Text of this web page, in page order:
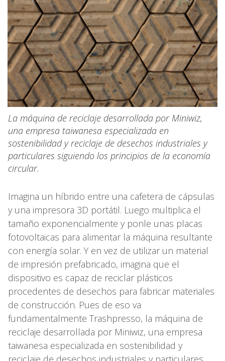
La máquina de reciclaje desarrollada por Miniwiz,
una empresa taiwanesa especializada en
sostenibilidad y reciclaje de desechos industriales y
particulares siguiendo los principios de la economía
circular.
Imagina un híbrido entre una cafetera de cápsulas
y una impresora 3D portátil. Luego multiplica el
tamaño exponencialmente y ponle unas placas
fotovoltaicas para alimentar la máquina resultante
con energía solar. Y en vez de utilizar un material
de impresión prefabricado, imagina que el
dispositivo es capaz de reciclar plásticos
procedentes de desechos para fabricar materiales
de construcción. Pues de eso va
fundamentalmente Trashpresso, la máquina de
reciclaje desarrollada por Miniwiz, una empresa
taiwanesa especializada en sostenibilidad y